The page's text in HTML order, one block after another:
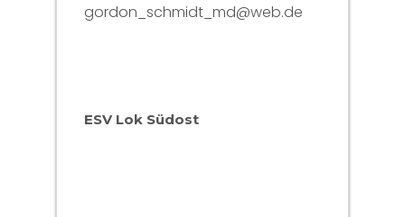
gordon_schmidt_md@web.de
ESV Lok Südost